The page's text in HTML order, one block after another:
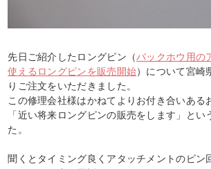
先日ご紹介したロングピン（バックホウ用の
使えるロングピンを販売開始）について宮崎
りご注文をいただきました。
この修理会社様はかねてよりお付き合いある
「近い将来ロングピンの販売をします」とい
た。
聞くとタイミング良くアタッチメントのピン